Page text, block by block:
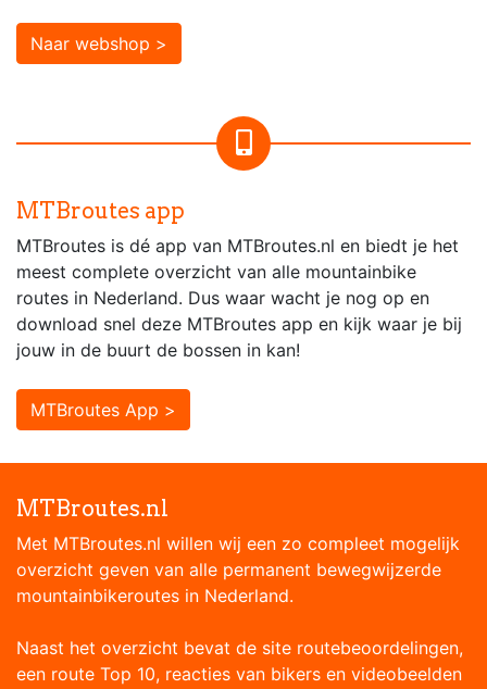
Naar webshop >
MTBroutes app
MTBroutes is dé app van MTBroutes.nl en biedt je het
meest complete overzicht van alle mountainbike
routes in Nederland. Dus waar wacht je nog op en
download snel deze MTBroutes app en kijk waar je bij
jouw in de buurt de bossen in kan!
MTBroutes App >
MTBroutes.nl
Met MTBroutes.nl willen wij een zo compleet mogelijk
overzicht geven van alle permanent bewegwijzerde
mountainbikeroutes in Nederland.
Naast het overzicht bevat de site routebeoordelingen,
een route Top 10, reacties van bikers en videobeelden